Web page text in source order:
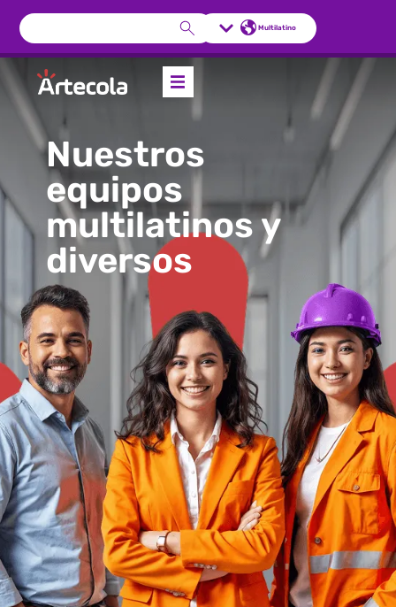
Multilatino
Nuestros
equipos
multilatinos y
diversos